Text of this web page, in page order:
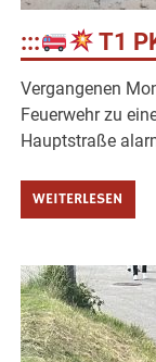
::: T1
Vergangenen
Feuerwehr zu
Hauptstraße
WEITERLESEN